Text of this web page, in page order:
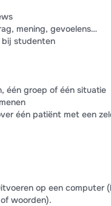
mening, gevoelens…
bij studenten
één groep of één situatie
één patiënt met een
op een computer
woorden).